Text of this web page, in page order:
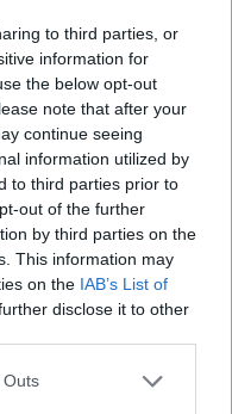
to third parties, or
information for
the below opt-out
note that after your
continue seeing
information utilized by
to third parties prior to
out of the further
by third parties on the
This information may
on the IAB’s List of
disclose it to other
one or more Google
Outs